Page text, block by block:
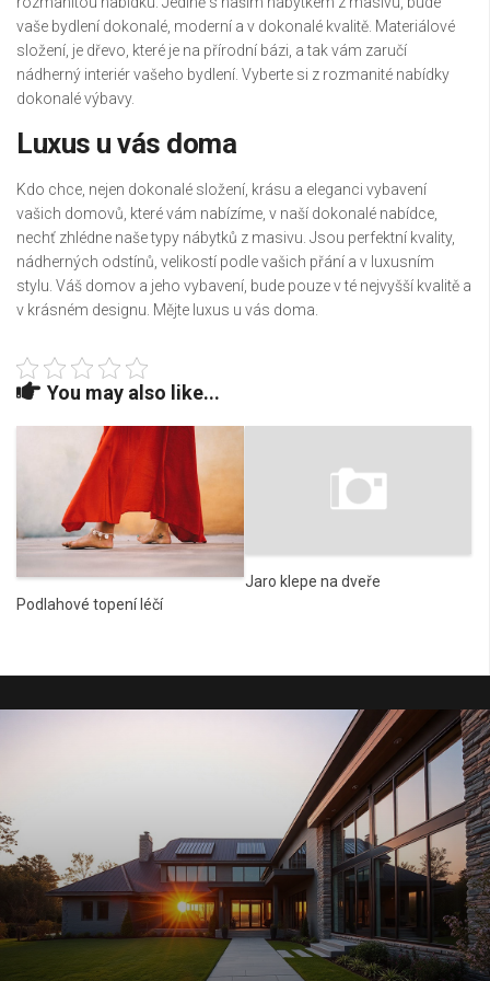
vaše bydlení dokonalé, moderní a v dokonalé kvalitě. Materiálové
složení, je dřevo, které je na přírodní bázi, a tak vám zaručí
nádherný interiér vašeho bydlení. Vyberte si z rozmanité nabídky
dokonalé výbavy.
Luxus u vás doma
Kdo chce, nejen dokonalé složení, krásu a eleganci vybavení
vašich domovů, které vám nabízíme, v naší dokonalé nabídce,
nechť zhlédne naše typy nábytků z masivu. Jsou perfektní kvality,
nádherných odstínů, velikostí podle vašich přání a v luxusním
stylu. Váš domov a jeho vybavení, bude pouze v té nejvyšší kvalitě a
v krásném designu. Mějte luxus u vás doma.
You may also like...
Podlahové topení léčí
Jaro klepe na dveře